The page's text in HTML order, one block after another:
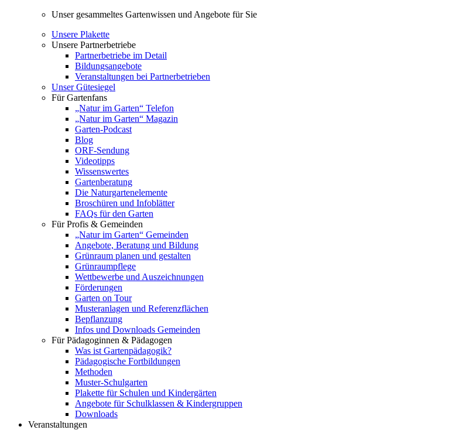
Unser gesammeltes Gartenwissen und Angebote für Sie
Unsere Plakette
Unsere Partnerbetriebe
Partnerbetriebe im Detail
Bildungsangebote
Veranstaltungen bei Partnerbetrieben
Unser Gütesiegel
Für Gartenfans
„Natur im Garten“ Telefon
„Natur im Garten“ Magazin
Garten-Podcast
Blog
ORF-Sendung
Videotipps
Wissenswertes
Gartenberatung
Die Naturgartenelemente
Broschüren und Infoblätter
FAQs für den Garten
Für Profis & Gemeinden
„Natur im Garten“ Gemeinden
Angebote, Beratung und Bildung
Grünraum planen und gestalten
Grünraumpflege
Wettbewerbe und Auszeichnungen
Förderungen
Garten on Tour
Musteranlagen und Referenzflächen
Bepflanzung
Infos und Downloads Gemeinden
Für Pädagoginnen & Pädagogen
Was ist Gartenpädagogik?
Pädagogische Fortbildungen
Methoden
Muster-Schulgarten
Plakette für Schulen und Kindergärten
Angebote für Schulklassen & Kindergruppen
Downloads
Veranstaltungen